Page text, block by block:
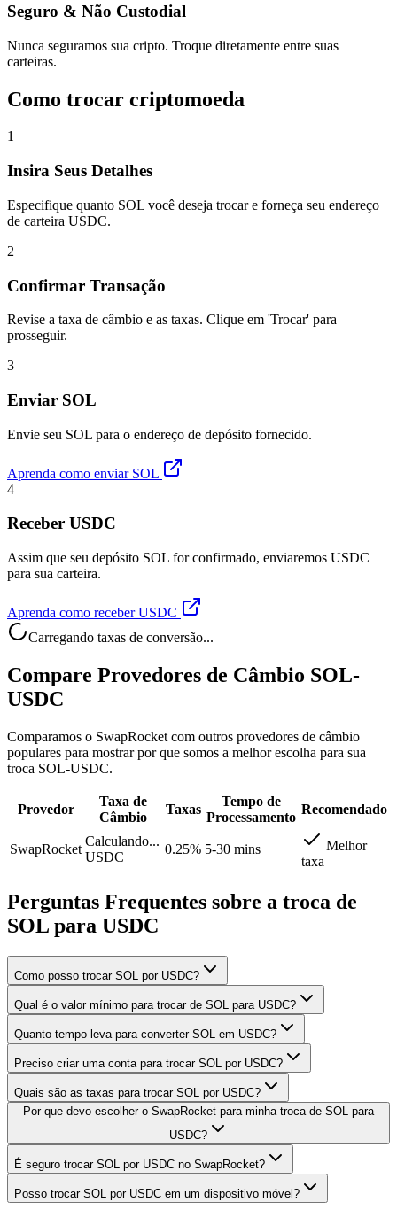
Seguro & Não Custodial
Nunca seguramos sua cripto. Troque diretamente entre suas
carteiras.
Como trocar criptomoeda
1
Insira Seus Detalhes
Especifique quanto SOL você deseja trocar e forneça seu endereço
de carteira USDC.
2
Confirmar Transação
Revise a taxa de câmbio e as taxas. Clique em 'Trocar' para
prosseguir.
3
Enviar SOL
Envie seu SOL para o endereço de depósito fornecido.
Aprenda como enviar SOL
4
Receber USDC
Assim que seu depósito SOL for confirmado, enviaremos USDC
para sua carteira.
Aprenda como receber USDC
Carregando taxas de conversão...
Compare Provedores de Câmbio SOL-
USDC
Comparamos o SwapRocket com outros provedores de câmbio
populares para mostrar por que somos a melhor escolha para sua
troca SOL-USDC.
Provedor
Taxa de
Câmbio
Taxas
Tempo de
Processamento
Recomendado
SwapRocket
Calculando...
USDC
0.25% 5-30 mins
Melhor
taxa
Perguntas Frequentes sobre a troca de
SOL para USDC
Como posso trocar SOL por USDC?
Qual é o valor mínimo para trocar de SOL para USDC?
Quanto tempo leva para converter SOL em USDC?
Preciso criar uma conta para trocar SOL por USDC?
Quais são as taxas para trocar SOL por USDC?
Por que devo escolher o SwapRocket para minha troca de SOL para
USDC?
É seguro trocar SOL por USDC no SwapRocket?
Posso trocar SOL por USDC em um dispositivo móvel?